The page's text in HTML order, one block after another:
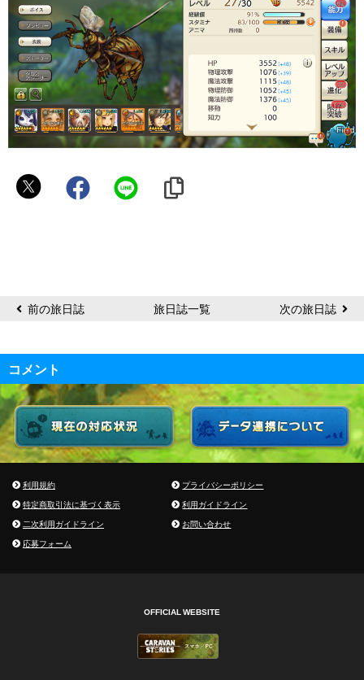
マ
前の旅日誌 旅日誌一覧 次の旅日誌
コメント
利用規約
プライバシーポリシー
特定商取引法に基づく表示
利用ガイドライン
二次利用ガイドライン
お問い合わせ
応募フォーム
OFFICIAL WEBSITE